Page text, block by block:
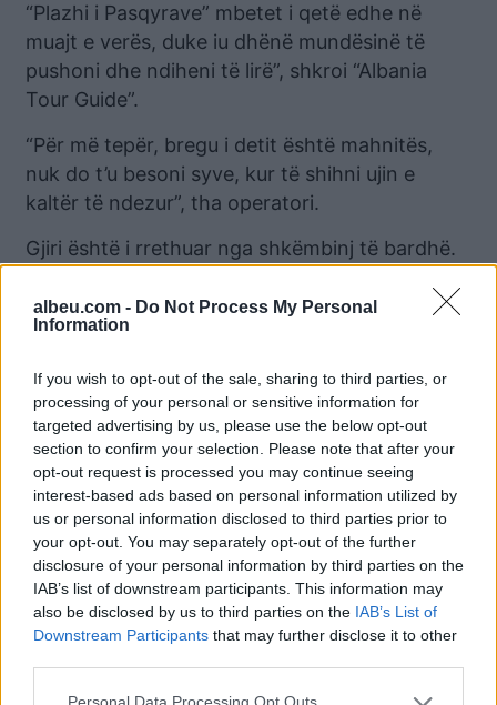
albeu.com - Do Not Process My Personal
Information
If you wish to opt-out of the sale, sharing to third parties, or
processing of your personal or sensitive information for
targeted advertising by us, please use the below opt-out
section to confirm your selection. Please note that after your
opt-out request is processed you may continue seeing
interest-based ads based on personal information utilized by
us or personal information disclosed to third parties prior to
your opt-out. You may separately opt-out of the further
disclosure of your personal information by third parties on the
IAB’s list of downstream participants. This information may
also be disclosed by us to third parties on the IAB’s List of
Downstream Participants that may further disclose it to other
“Plazhi i Pasqyrave” mbetet i qetë edhe në
muajt e verës, duke iu dhënë mundësinë të
pushoni dhe ndiheni të lirë”, shkroi “Albania
Tour Guide”.
“Për më tepër, bregu i detit është mahnitës,
nuk do t’u besoni syve, kur të shihni ujin e
kaltër të ndezur”, tha operatori.
Gjiri është i rrethuar nga shkëmbinj të bardhë.
vend sekret.
TUI e shpalli Shqipërinë si një nga
destinacionet më të reja të Evropës.
Tirana, kryeqyteti i Shqipërisë, ka kryesuar
listën e qyteteve më të lira në vitin 2021.
Lajme të ngjashme:
“Catalunya Press”:
Rama ndan pamjet